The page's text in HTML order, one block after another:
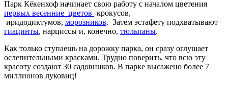
Парк Кёкенхоф начинает свою работу с началом цветения
первых весенние цветов -крокусов,
иридодиктумов, морозников. Затем эстафету подхватывают
гиацинты, нарциссы и, конечно, тюльпаны.
Как только ступаешь на дорожку парка, он сразу оглушает
ослепительными красками. Трудно поверить, что всю эту
красоту создают 30 садовников. В парке высажено более 7
миллионов луковиц!